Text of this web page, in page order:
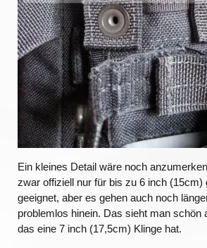
Ein kleines Detail wäre noch
zwar offiziell nur für bis zu 6 inch
geeignet, aber es gehen auch noch
problemlos hinein. Das sieht man schön
das eine 7 inch (17,5cm) Klinge hat.